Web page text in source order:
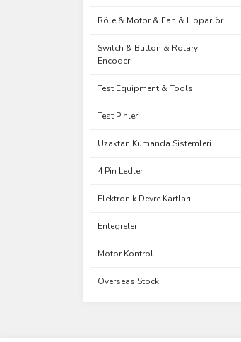
Röle & Motor & Fan & Hoparlör
Switch & Button & Rotary
Encoder
Test Equipment & Tools
Test Pinleri
Uzaktan Kumanda Sistemleri
4 Pin Ledler
Elektronik Devre Kartları
Entegreler
Motor Kontrol
Overseas Stock